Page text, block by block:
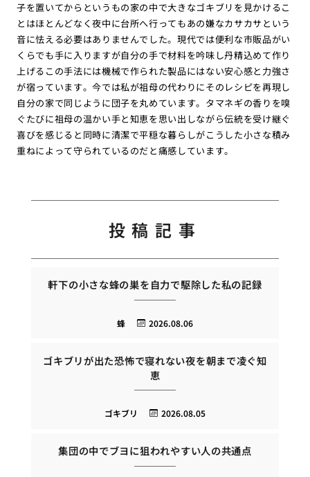
子を置いてからというもの家の中で大きなゴキブリを見かけるこ
とはほとんどなく夜中に台所へ行ってもあの嫌なカサカサという
音に怯える必要はありませんでした。現代では便利な市販品がい
くらでも手に入りますが自分の手で材料を吟味し丹精込めて作り
上げるこの手法には機械で作られた製品にはない安心感と力強さ
が宿っています。今では私が祖母の代わりにそのレシピを再現し
自分の家で同じように団子を丸めています。タマネギの香りを嗅
ぐたびに祖母の温かい手と知恵を思い出しながら伝統を受け継ぐ
喜びを感じると同時に清潔で平穏な暮らしがこうした小さな積み
重ねによって守られているのだと痛感しています。
投稿記事
軒下の小さな蜂の巣を自力で駆除した私の記録
2026.08.06
蜂
ゴキブリが出た恐怖で寝れない夜を朝まで凌ぐ知
恵
2026.08.05
ゴキブリ
集団の中でブヨに狙われやすい人の共通点